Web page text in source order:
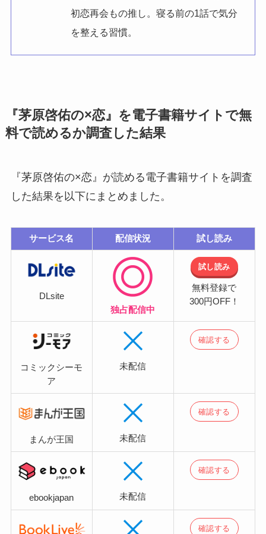
初恋再会もの推し。寝る前の1話で気分
を整える習慣。
『茅原啓佑の×恋』を電子書籍サイトで無
料で読めるか調査した結果
『茅原啓佑の×恋』が読める電子書籍サイトを調査
した結果を以下にまとめました。
サービス名 配信状況 試し読み
DLsite
独占配信中
試し読み
無料登録で
300円OFF！
コミックシーモ
ア
未配信
確認する
まんが王国 未配信
確認する
ebookjapan 未配信
確認する
確認する